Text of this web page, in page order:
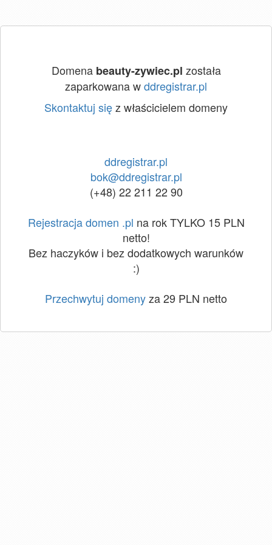
Domena beauty-zywiec.pl została
zaparkowana wddregistrar.pl
Skontaktuj sięz właścicielem domeny
ddregistrar.pl
bok@ddregistrar.pl
(+48) 22 211 22 90
Rejestracja domen .pl na rok TYLKO 15 PLN
netto!
Bez haczyków i bez dodatkowych warunków
:)
Przechwytuj domenyza 29 PLN netto